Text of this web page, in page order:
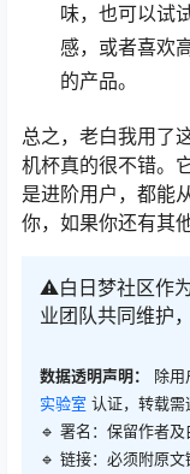
味，也可以试
感，或者喜欢
的产品。
总之，老白我用了
机杯真的很不错。
是进阶用户，都能
你，如果你还有其
⚠️白日梦社区作
业团队共同维护
数据透明声明： 除用
实验室 认证，转载需
🔹 署名：保留作者及
🔹 链接：必须附原